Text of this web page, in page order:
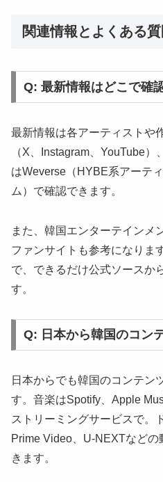
関連情報とよくある質
Q: 最新情報はどこで確
最新情報は各アーティストや
（X、Instagram、YouTube
はWeverse（HYBE系アーテ
ム）で確認できます。
また、韓国エンターテインメ
ファンサイトも参考になりま
で、できるだけ公式ソースか
す。
Q: 日本から韓国のコン
日本からでも韓国のコンテン
す。音楽はSpotify、Apple
ストリーミングサービスで。
Prime Video、U-NEXTなど
きます。